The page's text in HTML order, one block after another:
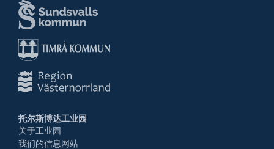
托尔斯博达工业园
关于工业园
我们的信息网站